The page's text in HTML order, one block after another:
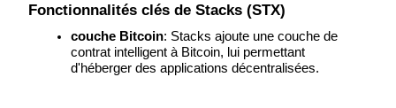
Rejoignez les meilleurs traders
Fonctionnalités clés de Stacks (STX)
couche Bitcoin: Stacks ajoute une couche de
contrat intelligent à Bitcoin, lui permettant
d'héberger des applications décentralisées.